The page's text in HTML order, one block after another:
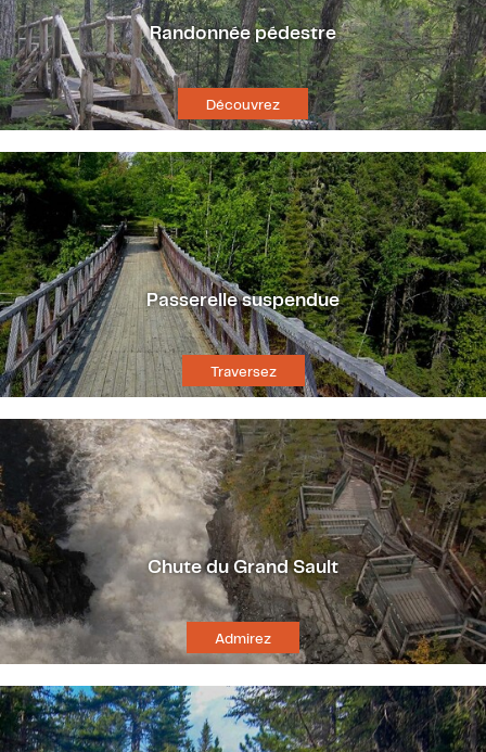
Randonnée pédestre
Découvrez
Passerelle suspendue
Traversez
Chute du Grand Sault
Admirez